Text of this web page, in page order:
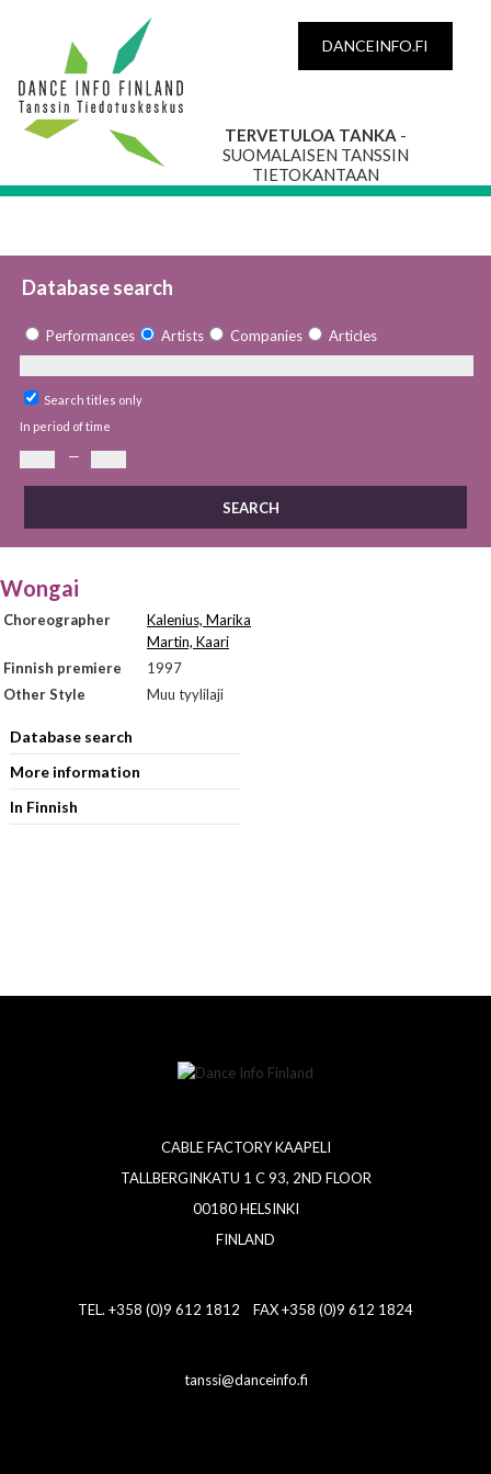
DANCEINFO.FI
TERVETULOA TANKA -
SUOMALAISEN TANSSIN
TIETOKANTAAN
Database search
Performances Artists Companies Articles
Search titles only
In period of time
—
Wongai
Choreographer
Kalenius, Marika
Martin, Kaari
Finnish premiere
1997
Other Style
Muu tyylilaji
Database search
More information
In Finnish
CABLE FACTORY KAAPELI
TALLBERGINKATU 1 C 93, 2ND FLOOR
00180 HELSINKI
FINLAND
TEL. +358 (0)9 612 1812 FAX +358 (0)9 612 1824
tanssi@danceinfo.fi